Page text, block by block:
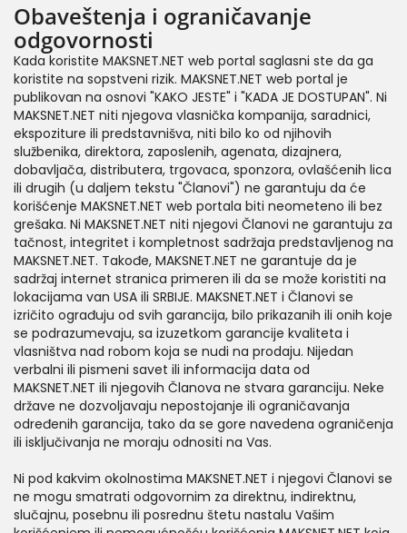
Obaveštenja i ograničavanje
odgovornosti
Kada koristite MAKSNET.NET web portal saglasni ste da ga
koristite na sopstveni rizik. MAKSNET.NET web portal je
publikovan na osnovi "KAKO JESTE" i "KADA JE DOSTUPAN". Ni
MAKSNET.NET niti njegova vlasnička kompanija, saradnici,
ekspoziture ili predstavnišva, niti bilo ko od njihovih
službenika, direktora, zaposlenih, agenata, dizajnera,
dobavljača, distributera, trgovaca, sponzora, ovlašćenih lica
ili drugih (u daljem tekstu "Članovi") ne garantuju da će
korišćenje MAKSNET.NET web portala biti neometeno ili bez
grešaka. Ni MAKSNET.NET niti njegovi Članovi ne garantuju za
tačnost, integritet i kompletnost sadržaja predstavljenog na
MAKSNET.NET. Takođe, MAKSNET.NET ne garantuje da je
sadržaj internet stranica primeren ili da se može koristiti na
lokacijama van USA ili SRBIJE. MAKSNET.NET i Članovi se
izričito ograđuju od svih garancija, bilo prikazanih ili onih koje
se podrazumevaju, sa izuzetkom garancije kvaliteta i
vlasništva nad robom koja se nudi na prodaju. Nijedan
verbalni ili pismeni savet ili informacija data od
MAKSNET.NET ili njegovih Članova ne stvara garanciju. Neke
države ne dozvoljavaju nepostojanje ili ograničavanja
određenih garancija, tako da se gore navedena ograničenja
ili isključivanja ne moraju odnositi na Vas.
Ni pod kakvim okolnostima MAKSNET.NET i njegovi Članovi se
ne mogu smatrati odgovornim za direktnu, indirektnu,
slučajnu, posebnu ili posrednu štetu nastalu Vašim